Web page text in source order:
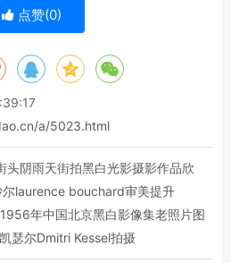
点赞(0)
a/5023.html
头阴雨天街拍黑白光影摄影作品欣
尔laurence bouchard审美提升
年中国北京黑白影像集老照片图
瑟尔Dmitri Kessel拍摄